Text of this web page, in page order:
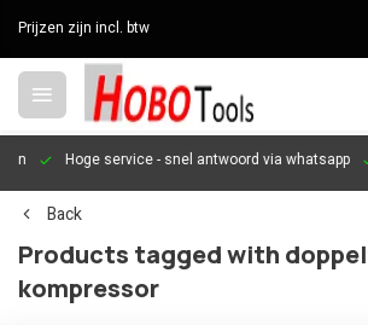
Prijzen zijn incl. btw
Hoge service- snel antwoord via whatsapp
Back
Products tagged with
kompressor